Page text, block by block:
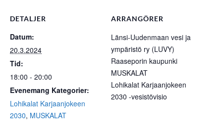
DETALJER
Datum:
20.3.2024
Tid:
18:00 - 20:00
Evenemang Kategorier:
Lohikalat Karjaanjokeen
2030, MUSKALAT
ARRANGÖRER
Länsi-Uudenmaan vesi ja
ympäristö ry (LUVY)
Raaseporin kaupunki
MUSKALAT
Lohikalat Karjaanjokeen
2030 -vesistövisio